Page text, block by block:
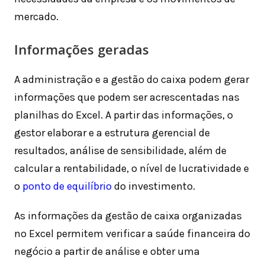
mercado.
Informações geradas
A administração e a gestão do caixa podem gerar
informações que podem ser acrescentadas nas
planilhas do Excel. A partir das informações, o
gestor elaborar e a estrutura gerencial de
resultados, análise de sensibilidade, além de
calcular a rentabilidade, o nível de lucratividade e
o ponto de equilíbriodo investimento.
As informações da gestão de caixa organizadas
no Excel permitem verificar a saúde financeira do
negócio a partir de análise e obter uma